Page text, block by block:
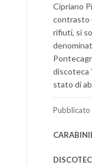
Cipriano
contrasto
rifiuti, si
discoteca
stato di
Pubblicato